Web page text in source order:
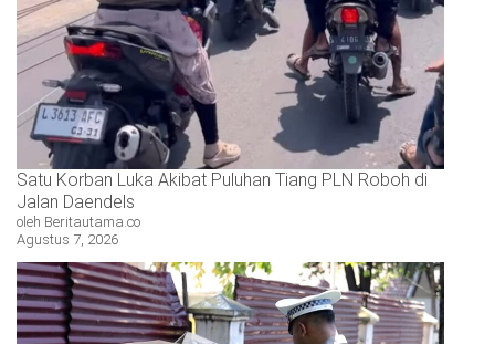
Satu Korban Luka Akibat Puluhan Tiang PLN Roboh di
Jalan Daendels
oleh Beritautama.co
Agustus 7, 2026